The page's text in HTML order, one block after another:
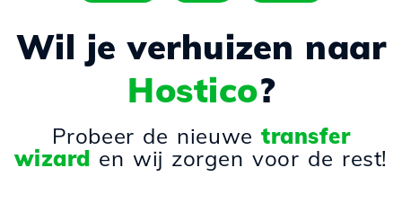
Wil je verhuizen naar
Hostico?
Probeer de nieuwetransfer
wizard en wij zorgen voor de rest!